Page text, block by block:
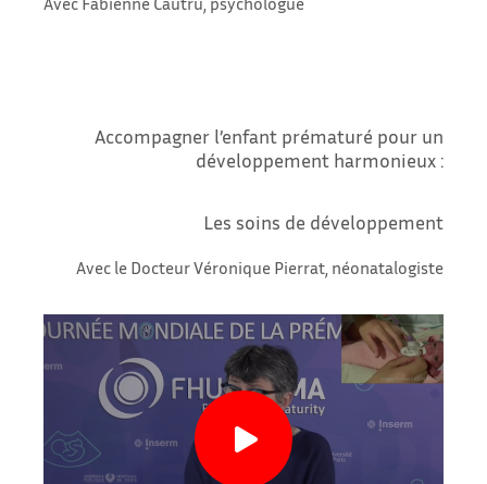
Accompagner l’enfant prématuré pour un
développement harmonieux :
Les soins de développement
Avec le Docteur Véronique Pierrat, néonatalogiste